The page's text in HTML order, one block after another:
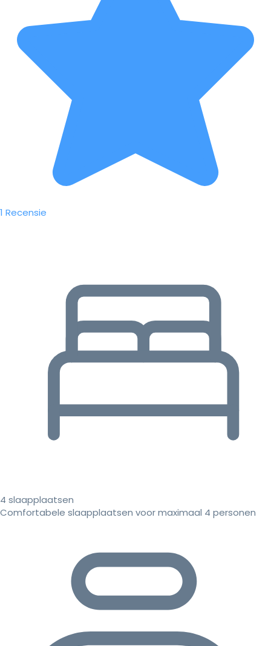
1 Recensie
4 slaapplaatsen
Comfortabele slaapplaatsen voor maximaal 4 personen